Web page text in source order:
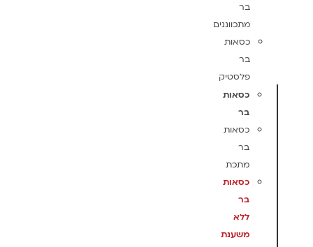
בר
מתכווננים
כסאות
בר
פלסטיק
כסאות
בר
כסאות
בר
מתכת
כסאות
בר
ללא
משענת